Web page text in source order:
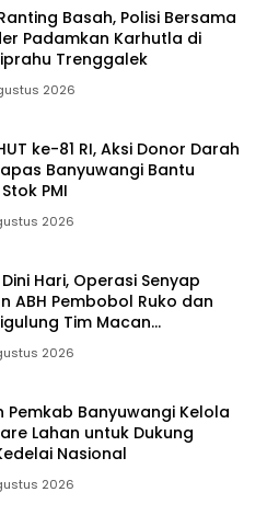
Basah, Polisi Bersama
Padamkan Karhutla di
Trenggalek
2026
ke-81 RI, Aksi Donor Darah
Banyuwangi Bantu
PMI
2026
Hari, Operasi Senyap
ABH Pembobol Ruko dan
Tim Macan
2026
Pemkab Banyuwangi Kelola
Lahan untuk Dukung
Nasional
2026